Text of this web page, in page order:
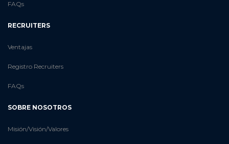
FAQs
RECRUITERS
Ventajas
Registro Recruiters
FAQs
SOBRE NOSOTROS
Misión/Visión/Valores